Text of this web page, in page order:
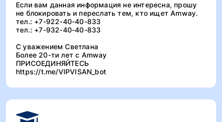
Если вам данная информация не интересна, прошу
не блокировать и переслать тем, кто ищет Amway.
тел.: +7-922-40-40-833
тел.: +7-932-40-40-833
С уважением Светлана
Более 20-ти лет с Amway
ПРИСОЕДИНЯЙТЕСЬ
https://t.me/VIPVISAN_bot